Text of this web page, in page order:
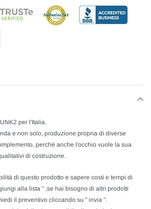
per l'Italia.
e non solo, produzione propria di diverse
perchè anche l'occhio vuole la sua
di costruzione.
di questo prodotto e sapere costi e tempi di
alla lista " ,se hai bisogno di altri prodotti
il preventivo cliccando su " invia ".